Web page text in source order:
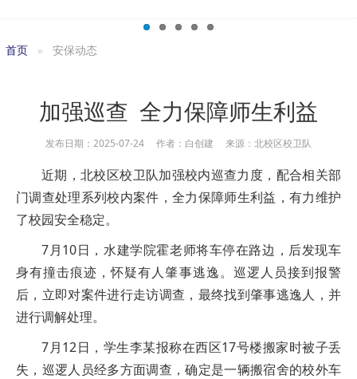
首页 安保动态
加强巡查 全力保障师生利益
发布日期：2025-07-24 作者：白创建 来源：北校区校卫队
近期，北校区校卫队加强校内巡查力度，配合相关部
门调查处理系列校内案件，全力保障师生利益，有力维护
了校园安全稳定。
7月10日，水建学院霍老师将车停在路边，后发现车
身有撞击痕迹，怀疑有人肇事逃逸。巡逻人员接到报警
后，立即对案件进行走访调查，最终找到肇事逃逸人，并
进行调解处理。
7月12日，学生李某报称在西区17号楼搬家时被子丢
失，巡逻人员经多方面调查，确定是一辆搬宿舍的校外车